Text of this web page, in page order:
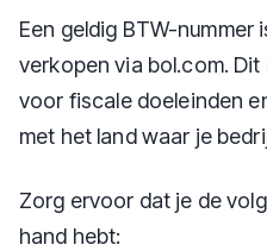
Een geldig BTW-nummer
verkopen via bol.com. Dit
voor fiscale doeleinden
met het land waar je
Zorg ervoor dat je de
hand hebt: